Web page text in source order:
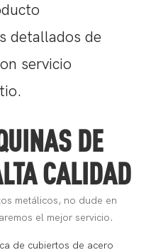
detallados de
servicio
DE
CALIDAD
metálicos, no dude en
el mejor servicio.